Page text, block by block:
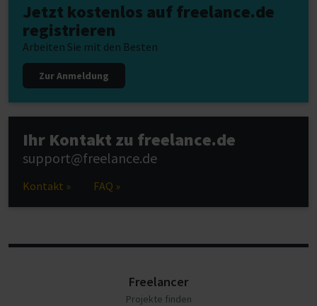
Jetzt kostenlos auf freelance.de
registrieren
Arbeiten Sie mit den Besten
Zur Anmeldung
Ihr Kontakt zu freelance.de
support@freelance.de
Kontakt » FAQ »
Freelancer
Projekte finden